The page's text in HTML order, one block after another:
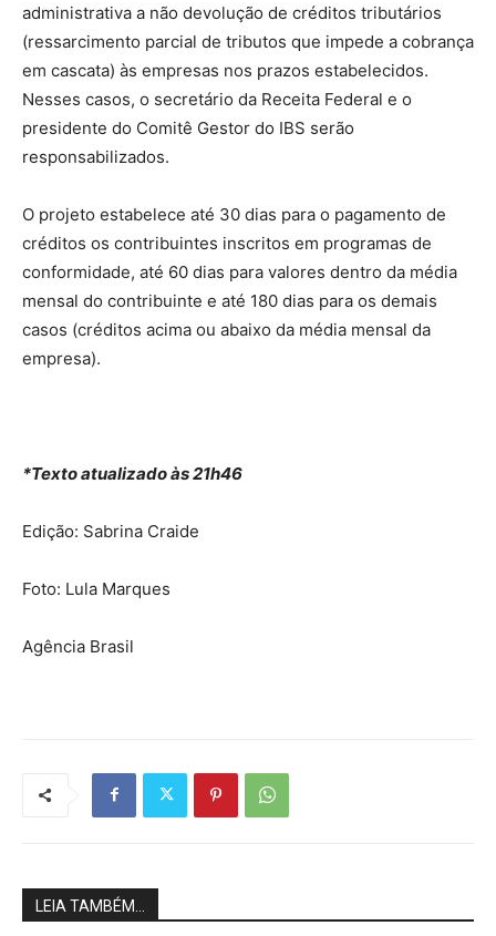
administrativa a não devolução de créditos tributários
(ressarcimento parcial de tributos que impede a cobrança
em cascata) às empresas nos prazos estabelecidos.
Nesses casos, o secretário da Receita Federal e o
presidente do Comitê Gestor do IBS serão
responsabilizados.
O projeto estabelece até 30 dias para o pagamento de
créditos os contribuintes inscritos em programas de
conformidade, até 60 dias para valores dentro da média
mensal do contribuinte e até 180 dias para os demais
casos (créditos acima ou abaixo da média mensal da
empresa).
*Texto atualizado às 21h46
Edição: Sabrina Craide
Foto: Lula Marques
Agência Brasil
LEIA TAMBÉM...